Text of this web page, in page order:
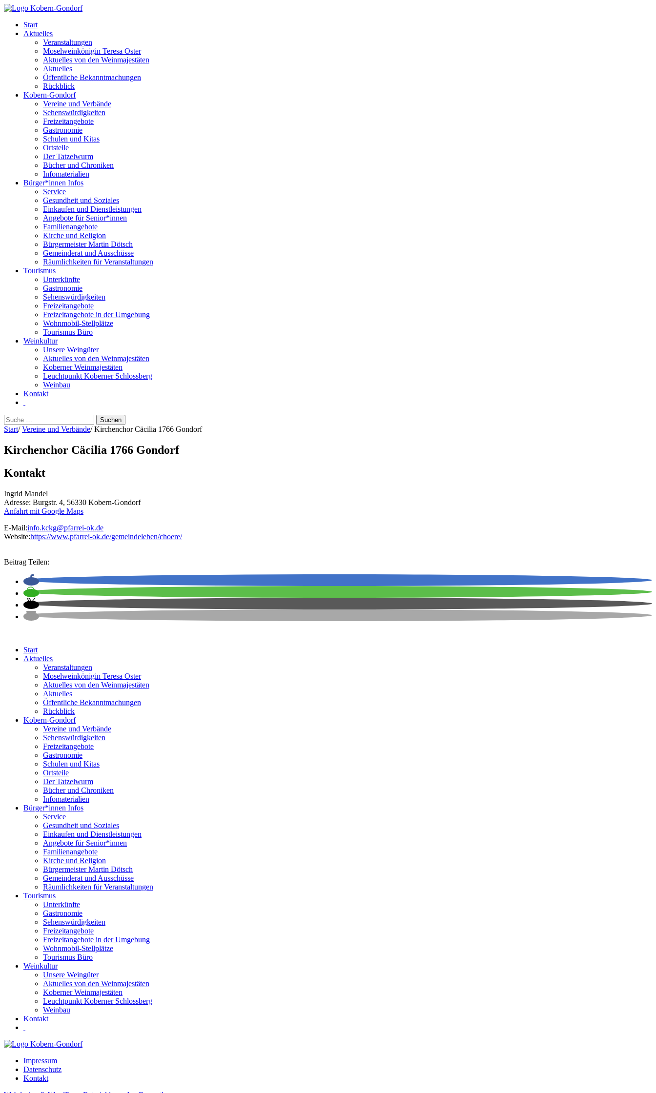
Start
Aktuelles
Veranstaltungen
Moselweinkönigin Teresa Oster
Aktuelles von den Weinmajestäten
Aktuelles
Öffentliche Bekanntmachungen
Rückblick
Kobern-Gondorf
Vereine und Verbände
Sehenswürdigkeiten
Freizeitangebote
Gastronomie
Schulen und Kitas
Ortsteile
Der Tatzelwurm
Bücher und Chroniken
Infomaterialien
Bürger*innen Infos
Service
Gesundheit und Soziales
Einkaufen und Dienstleistungen
Angebote für Senior*innen
Familienangebote
Kirche und Religion
Bürgermeister Martin Dötsch
Gemeinderat und Ausschüsse
Räumlichkeiten für Veranstaltungen
Tourismus
Unterkünfte
Gastronomie
Sehenswürdigkeiten
Freizeitangebote
Freizeitangebote in der Umgebung
Wohnmobil-Stellplätze
Tourismus Büro
Weinkultur
Unsere Weingüter
Aktuelles von den Weinmajestäten
Koberner Weinmajestäten
Leuchtpunkt Koberner Schlossberg
Weinbau
Kontakt
Suchen
nach:
Start/ Vereine und Verbände/ Kirchenchor Cäcilia 1766 Gondorf
Kirchenchor Cäcilia 1766 Gondorf
Kontakt
Ingrid Mandel
Adresse: Burgstr. 4, 56330 Kobern-Gondorf
Anfahrt mit Google Maps
E-Mail:info.kckg@pfarrei-ok.de
Website:https://www.pfarrei-ok.de/gemeindeleben/choere/
Beitrag Teilen:
Start
Aktuelles
Veranstaltungen
Moselweinkönigin Teresa Oster
Aktuelles von den Weinmajestäten
Aktuelles
Öffentliche Bekanntmachungen
Rückblick
Kobern-Gondorf
Vereine und Verbände
Sehenswürdigkeiten
Freizeitangebote
Gastronomie
Schulen und Kitas
Ortsteile
Der Tatzelwurm
Bücher und Chroniken
Infomaterialien
Bürger*innen Infos
Service
Gesundheit und Soziales
Einkaufen und Dienstleistungen
Angebote für Senior*innen
Familienangebote
Kirche und Religion
Bürgermeister Martin Dötsch
Gemeinderat und Ausschüsse
Räumlichkeiten für Veranstaltungen
Tourismus
Unterkünfte
Gastronomie
Sehenswürdigkeiten
Freizeitangebote
Freizeitangebote in der Umgebung
Wohnmobil-Stellplätze
Tourismus Büro
Weinkultur
Unsere Weingüter
Aktuelles von den Weinmajestäten
Koberner Weinmajestäten
Leuchtpunkt Koberner Schlossberg
Weinbau
Kontakt
Impressum
Datenschutz
Kontakt